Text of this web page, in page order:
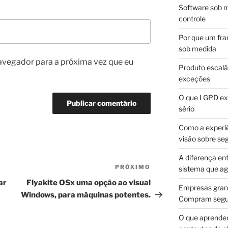
para a próxima vez que eu
Próximo
post
PRÓXIMO
Flyakite OSx uma opção ao visual
Windows, para máquinas potentes.
Software sob
controle
Por que um
sob medida
Produto
exceções
O que LGPD
sério
Como a
visão sobre
A diferença
sistema que
Empresas
Compram
O que